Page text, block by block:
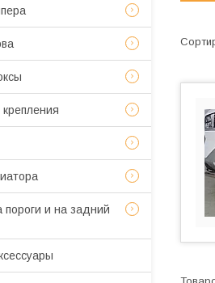
пороги и на задний